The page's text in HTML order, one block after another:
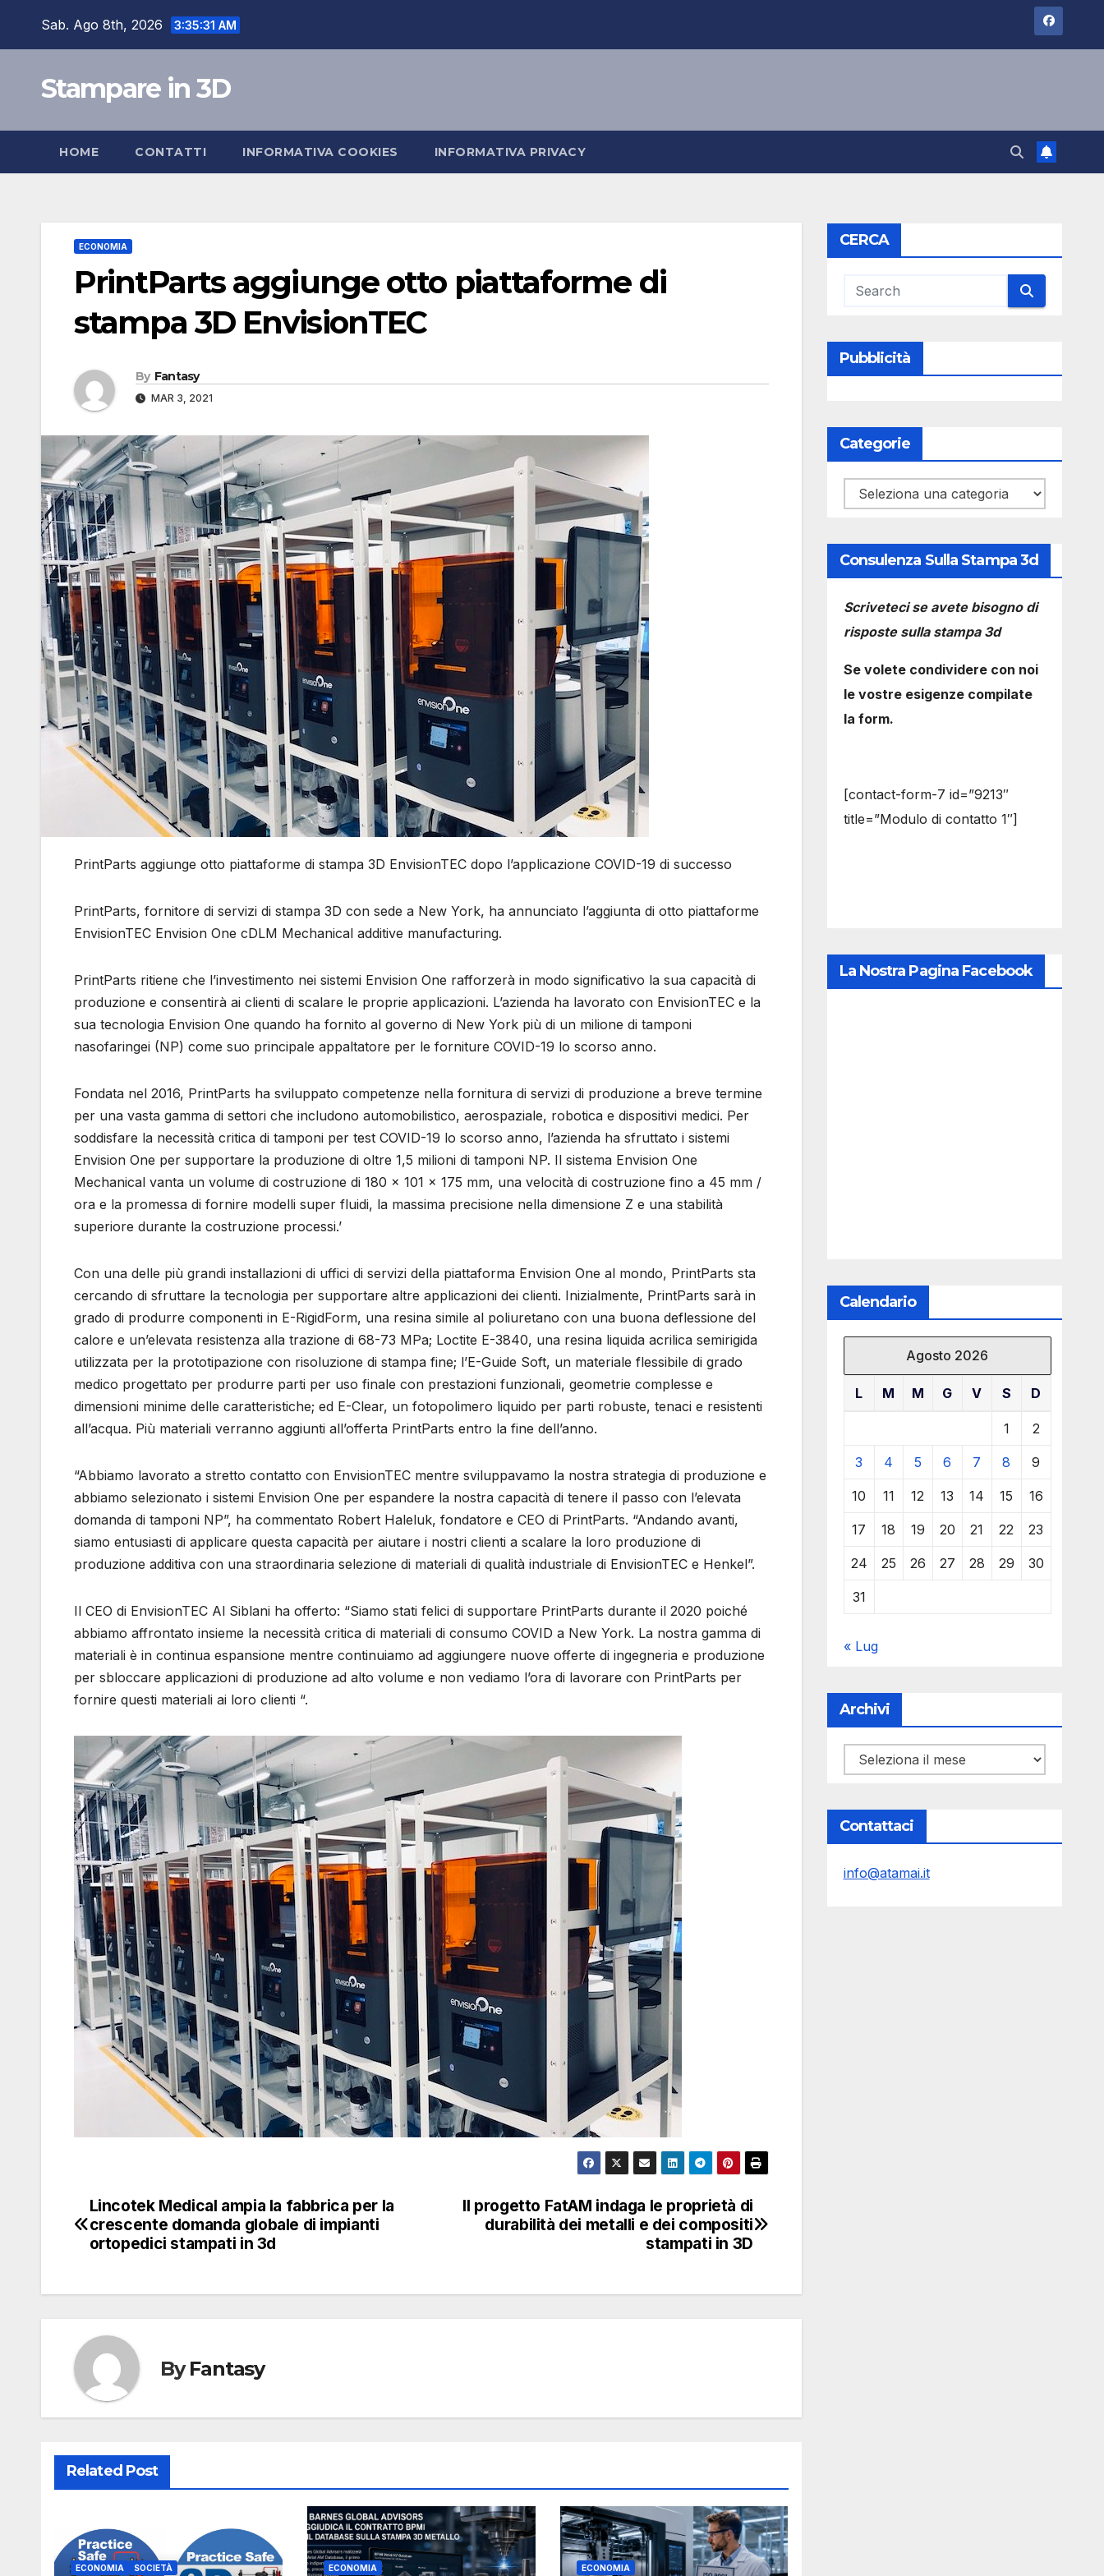
Sab. Ago 8th, 2026 3:35:32 AM
Stampare in 3D
HOME CONTATTI INFORMATIVA COOKIES INFORMATIVA PRIVACY
ECONOMIA
PrintParts aggiunge otto piattaforme di
stampa 3D EnvisionTEC
By Fantasy
MAR 3, 2021
PrintParts aggiunge otto piattaforme di stampa 3D EnvisionTEC dopo l’applicazione COVID-19 di successo
PrintParts, fornitore di servizi di stampa 3D con sede a New York, ha annunciato l’aggiunta di otto piattaforme
EnvisionTEC Envision One cDLM Mechanical additive manufacturing.
PrintParts ritiene che l’investimento nei sistemi Envision One rafforzerà in modo significativo la sua capacità di
produzione e consentirà ai clienti di scalare le proprie applicazioni. L’azienda ha lavorato con EnvisionTEC e la
sua tecnologia Envision One quando ha fornito al governo di New York più di un milione di tamponi
nasofaringei (NP) come suo principale appaltatore per le forniture COVID-19 lo scorso anno.
Fondata nel 2016, PrintParts ha sviluppato competenze nella fornitura di servizi di produzione a breve termine
per una vasta gamma di settori che includono automobilistico, aerospaziale, robotica e dispositivi medici. Per
soddisfare la necessità critica di tamponi per test COVID-19 lo scorso anno, l’azienda ha sfruttato i sistemi
Envision One per supportare la produzione di oltre 1,5 milioni di tamponi NP. Il sistema Envision One
Mechanical vanta un volume di costruzione di 180 x 101 x 175 mm, una velocità di costruzione fino a 45 mm /
ora e la promessa di fornire modelli super fluidi, la massima precisione nella dimensione Z e una stabilità
superiore durante la costruzione processi.’
Con una delle più grandi installazioni di uffici di servizi della piattaforma Envision One al mondo, PrintParts sta
cercando di sfruttare la tecnologia per supportare altre applicazioni dei clienti. Inizialmente, PrintParts sarà in
grado di produrre componenti in E-RigidForm, una resina simile al poliuretano con una buona deflessione del
calore e un’elevata resistenza alla trazione di 68-73 MPa; Loctite E-3840, una resina liquida acrilica semirigida
utilizzata per la prototipazione con risoluzione di stampa fine; l’E-Guide Soft, un materiale flessibile di grado
medico progettato per produrre parti per uso finale con prestazioni funzionali, geometrie complesse e
dimensioni minime delle caratteristiche; ed E-Clear, un fotopolimero liquido per parti robuste, tenaci e resistenti
all’acqua. Più materiali verranno aggiunti all’offerta PrintParts entro la fine dell’anno.
“Abbiamo lavorato a stretto contatto con EnvisionTEC mentre sviluppavamo la nostra strategia di produzione e
abbiamo selezionato i sistemi Envision One per espandere la nostra capacità di tenere il passo con l’elevata
domanda di tamponi NP”, ha commentato Robert Haleluk, fondatore e CEO di PrintParts. “Andando avanti,
siamo entusiasti di applicare questa capacità per aiutare i nostri clienti a scalare la loro produzione di
produzione additiva con una straordinaria selezione di materiali di qualità industriale di EnvisionTEC e Henkel”.
Il CEO di EnvisionTEC Al Siblani ha offerto: “Siamo stati felici di supportare PrintParts durante il 2020 poiché
abbiamo affrontato insieme la necessità critica di materiali di consumo COVID a New York. La nostra gamma di
materiali è in continua espansione mentre continuiamo ad aggiungere nuove offerte di ingegneria e produzione
per sbloccare applicazioni di produzione ad alto volume e non vediamo l’ora di lavorare con PrintParts per
fornire questi materiali ai loro clienti “.
Navigazione
articoli
Il progetto FatAM indaga le proprietà di
durabilità dei metalli e dei compositi
stampati in 3D
Lincotek Medical ampia la fabbrica per la
crescente domanda globale di impianti
ortopedici stampati in 3d
ByFantasy
Related Post
ECONOMIA SOCIETÀ ECONOMIA ECONOMIA
CERCA
Pubblicità
Categorie
Categorie
Consulenza Sulla Stampa 3d
Scriveteci se avete bisogno di
risposte sulla stampa 3d
Se volete condividere con noi
le vostre esigenze compilate
la form.
[contact-form-7 id=”9213″
title=”Modulo di contatto 1″]
La Nostra Pagina Facebook
Calendario
Agosto 2026
L M M G V S D
1 2
3 4 5 6 7 8 9
10 11 12 13 14 15 16
17 18 19 20 21 22 23
24 25 26 27 28 29 30
31
« Lug
Archivi
Archivi
Contattaci
info@atamai.it